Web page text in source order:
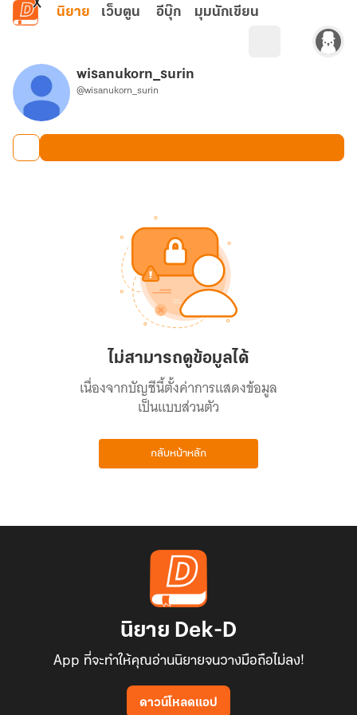
ข้ามไปยังเนื้อหาหลัก
นิยาย เว็บตูน อีบุ๊ก มุมนักเขียน
wisanukorn_surin
@wisanukorn_surin
ไม่สามารถดูข้อมูลได้
เนื่องจากบัญชีนี้ตั้งค่าการแสดงข้อมูล
เป็นแบบส่วนตัว
กลับหน้าหลัก
นิยาย Dek-D
App ที่จะทำให้คุณอ่านนิยายจนวางมือถือไม่ลง!
ดาวน์โหลดแอป